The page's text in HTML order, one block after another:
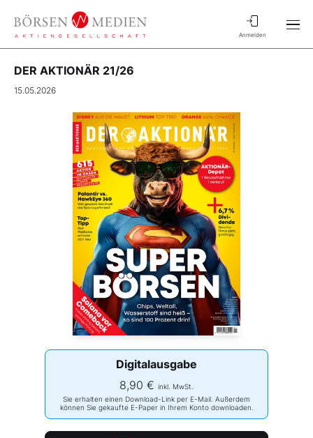
Anmelden
DER AKTIONÄR 21/26
15.05.2026
Digitalausgabe
8,90 € inkl. MwSt.
Sie erhalten einen Download-Link per E-Mail. Außerdem
können Sie gekaufte E-Paper in Ihrem Konto downloaden.